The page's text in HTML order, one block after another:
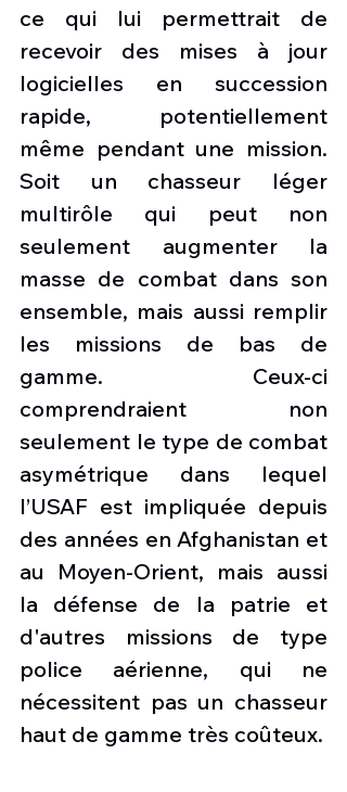
ce qui lui permettrait de
recevoir des mises à jour
logicielles en succession
rapide, potentiellement
même pendant une mission.
Soit un chasseur léger
multirôle qui peut non
seulement augmenter la
masse de combat dans son
ensemble, mais aussi remplir
les missions de bas de
gamme. Ceux-ci
comprendraient non
seulement le type de combat
asymétrique dans lequel
l’USAF est impliquée depuis
des années en Afghanistan et
au Moyen-Orient, mais aussi
la défense de la patrie et
d'autres missions de type
police aérienne, qui ne
nécessitent pas un chasseur
haut de gamme très coûteux.